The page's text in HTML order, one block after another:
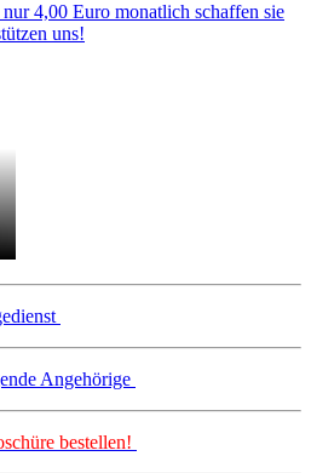
4,00 Euro monatlich schaffen sie
uns!
Angehörige
bestellen!